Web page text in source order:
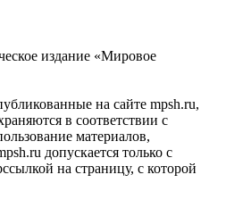
издание «Мировое
на сайте mpsh.ru,
в соответствии с
материалов,
допускается только с
на страницу, с которой